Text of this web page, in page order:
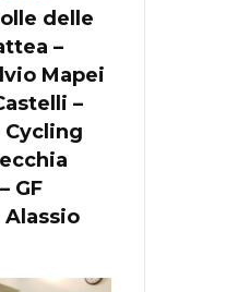
delle
–
Mapei
–
GF